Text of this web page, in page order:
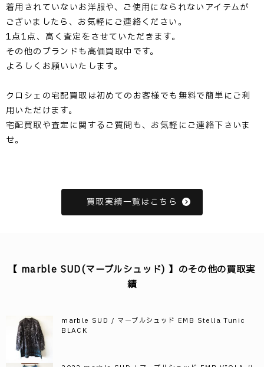
着用されていないお洋服や、ご使用になられないアイテムが
ございましたら、お気軽にご連絡ください。
1点1点、高く査定をさせていただきます。
その他のブランドも高価買取中です。
よろしくお願いいたします。
クロシェの宅配買取は初めてのお客様でも無料で簡単にご利
用いただけます。
宅配買取や査定に関するご質問も、お気軽にご連絡下さいま
せ。
買取実績一覧はこちら
【 marble SUD(マーブルシュッド) 】のその他の買取実
績
marble SUD / マーブルシュッド EMB Stella Tunic
BLACK